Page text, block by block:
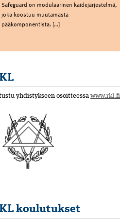
Safeguard on modulaarinen kaidejärjestelmä,
joka koostuu muutamasta
pääkomponentista. […]
yhdistykseen osoitteessa www.rkl.fi
koulutukset